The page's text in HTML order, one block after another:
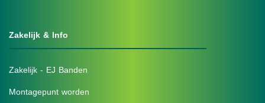
Zakelijk & Info
Zakelijk - EJ Banden
Montagepunt worden